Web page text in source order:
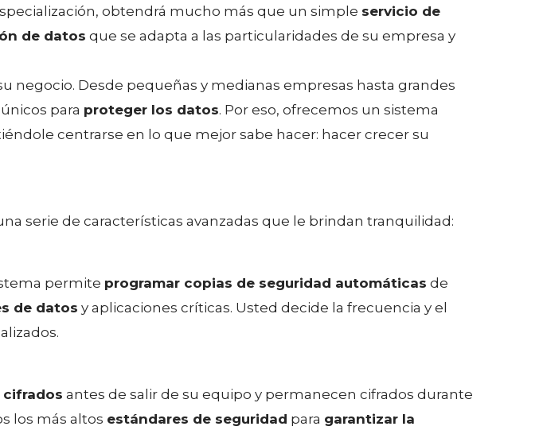
obtendrá mucho más que un simple servicio de
de datos que se adapta a las particularidades de su empresa y
negocio. Desde pequeñas y medianas empresas hasta grandes
para proteger los datos. Por eso, ofrecemos un sistema
centrarse en lo que mejor sabe hacer: hacer crecer su
serie de características avanzadas que le brindan tranquilidad:
permite programar copias de seguridad automáticas de
de datos y aplicaciones críticas. Usted decide la frecuencia y el
cifrados antes de salir de su equipo y permanecen cifrados durante
los más altos estándares de seguridad para garantizar la